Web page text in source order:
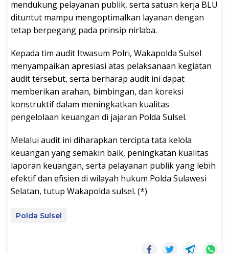
mendukung pelayanan publik, serta satuan kerja BLU
dituntut mampu mengoptimalkan layanan dengan
tetap berpegang pada prinsip nirlaba.
Kepada tim audit Itwasum Polri, Wakapolda Sulsel
menyampaikan apresiasi atas pelaksanaan kegiatan
audit tersebut, serta berharap audit ini dapat
memberikan arahan, bimbingan, dan koreksi
konstruktif dalam meningkatkan kualitas
pengelolaan keuangan di jajaran Polda Sulsel.
Melalui audit ini diharapkan tercipta tata kelola
keuangan yang semakin baik, peningkatan kualitas
laporan keuangan, serta pelayanan publik yang lebih
efektif dan efisien di wilayah hukum Polda Sulawesi
Selatan, tutup Wakapolda sulsel. (*)
Polda Sulsel